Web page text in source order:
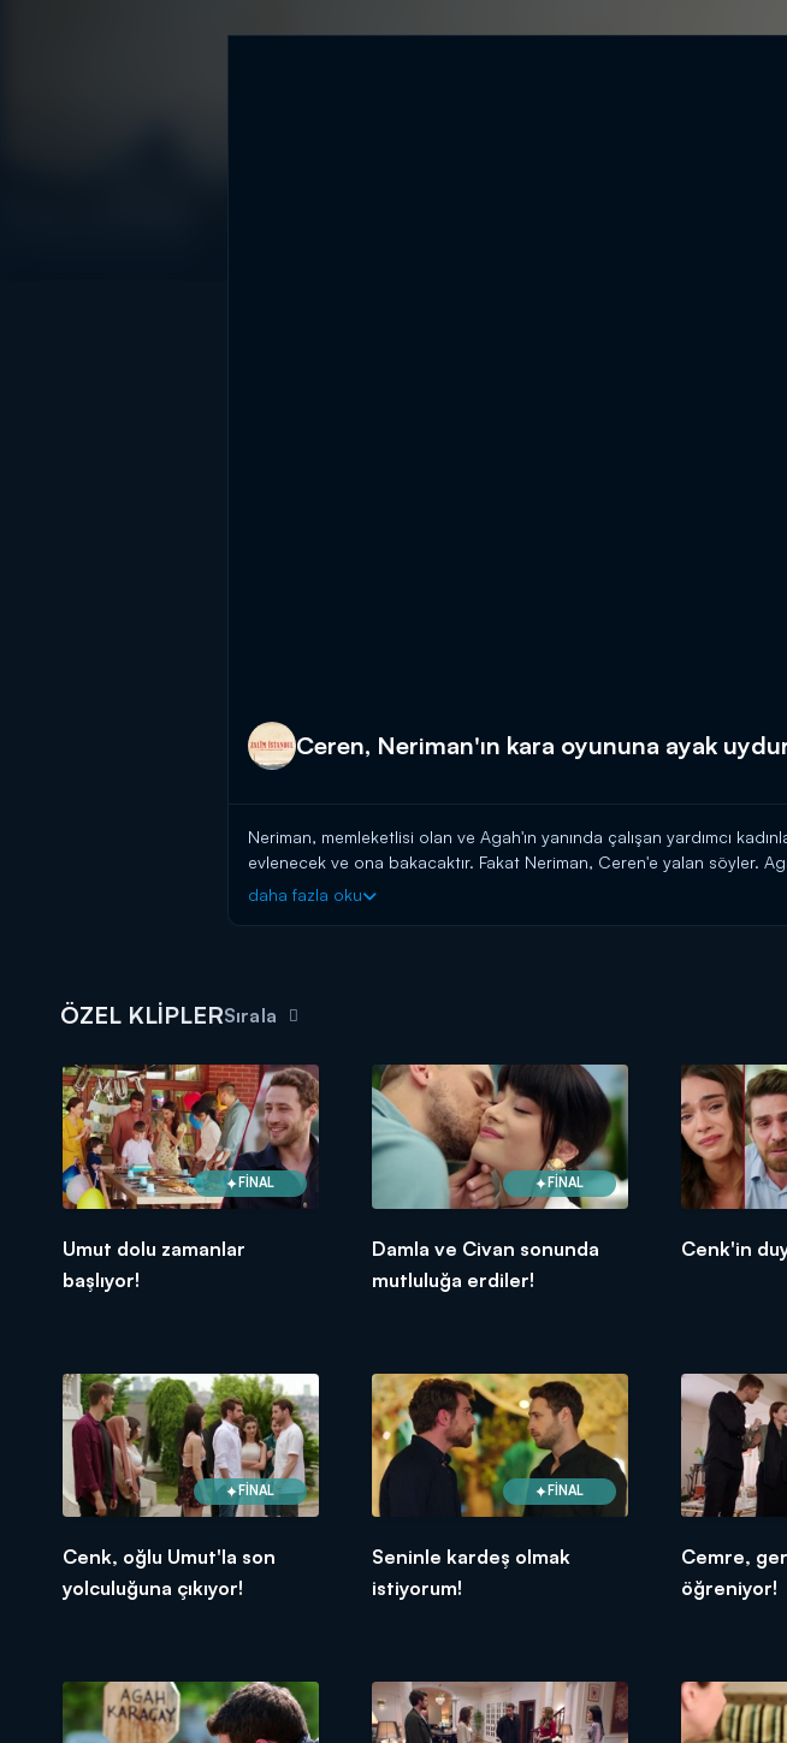
Ceren, Neriman'ın kara oyununa ayak
Neriman, memleketlisi olan ve Agah'ın yanında çalışan yardımcı
evlenecek ve ona bakacaktır. Fakat Neriman, Ceren'e yalan söyler.
Ceren babaannesi ile türlü oyunlara başvurur. Evi taşlattırır,
daha fazla oku
ÖZEL KLİPLERSırala
FİNAL
Umut dolu zamanlar
başlıyor!
FİNAL
Damla ve Civan sonunda
mutluluğa erdiler!
Cenk'in
FİNAL
Cenk, oğlu Umut'la son
yolculuğuna çıkıyor!
FİNAL
Seninle kardeş olmak
istiyorum!
Cemre,
öğreniyor!